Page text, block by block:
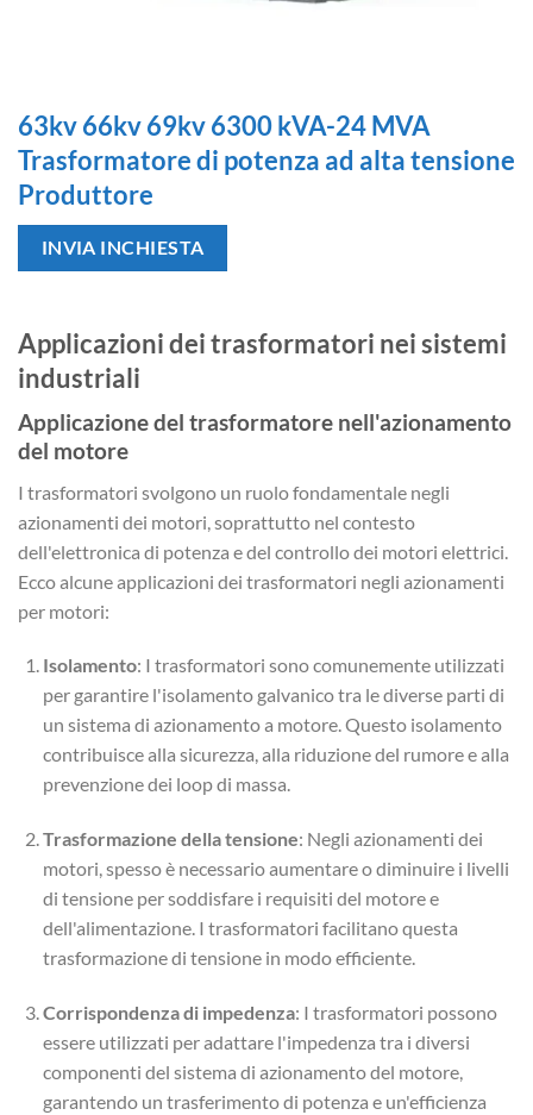
63kv 66kv 69kv 6300 kVA-24 MVA
Trasformatore di potenza ad alta tensione
Produttore
INVIA INCHIESTA
Applicazioni dei trasformatori nei sistemi
industriali
Applicazione del trasformatore nell'azionamento
del motore
I trasformatori svolgono un ruolo fondamentale negli
azionamenti dei motori, soprattutto nel contesto
dell'elettronica di potenza e del controllo dei motori elettrici.
Ecco alcune applicazioni dei trasformatori negli azionamenti
per motori:
Isolamento: I trasformatori sono comunemente utilizzati
per garantire l'isolamento galvanico tra le diverse parti di
un sistema di azionamento a motore. Questo isolamento
contribuisce alla sicurezza, alla riduzione del rumore e alla
prevenzione dei loop di massa.
Trasformazione della tensione: Negli azionamenti dei
motori, spesso è necessario aumentare o diminuire i livelli
di tensione per soddisfare i requisiti del motore e
dell'alimentazione. I trasformatori facilitano questa
trasformazione di tensione in modo efficiente.
Corrispondenza di impedenza: I trasformatori possono
essere utilizzati per adattare l'impedenza tra i diversi
componenti del sistema di azionamento del motore,
garantendo un trasferimento di potenza e un'efficienza